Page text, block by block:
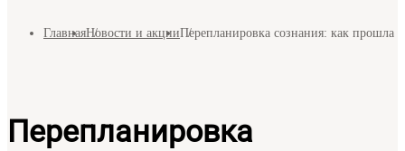
ГлавнаяНовости и акцииПерепланировка сознания: как прошла
Перепланировка